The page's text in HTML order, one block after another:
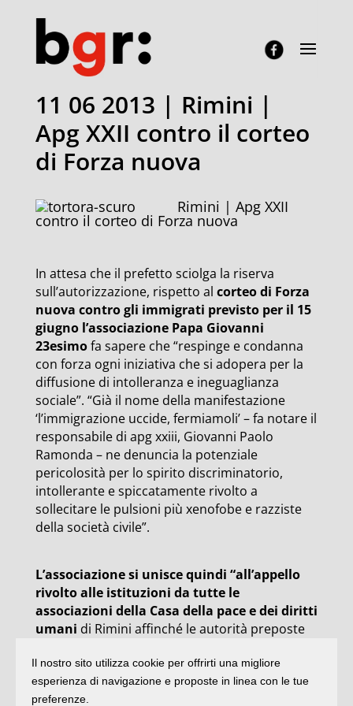
11 06 2013 | Rimini |
Apg XXII contro il corteo
di Forza nuova
Rimini | Apg XXII
contro il corteo di Forza nuova
In attesa che il prefetto sciolga la riserva
sull’autorizzazione, rispetto al corteo di Forza
nuova contro gli immigrati previsto per il 15
giugno l’associazione Papa Giovanni
23esimofa sapere che “respinge e condanna
con forza ogni iniziativa che si adopera per la
diffusione di intolleranza e ineguaglianza
sociale”. “Già il nome della manifestazione
‘l’immigrazione uccide, fermiamoli’ – fa notare il
responsabile di apg xxiii, Giovanni Paolo
Ramonda – ne denuncia la potenziale
pericolosità per lo spirito discriminatorio,
intollerante e spiccatamente rivolto a
sollecitare le pulsioni più xenofobe e razziste
della società civile”.
L’associazione si unisce quindi “all’appello
rivolto alle istituzioni da tutte le
associazioni della Casa della pace e dei diritti
umani di Rimini affinché le autorità preposte
vigilino attentamente sul rispetto dei principi
costituzionali e sulla possibile natura
istigatoria all’odio razziale sottesa a questo
Il nostro sito utilizza cookie per offrirti una migliore
esperienza di navigazione e proposte in linea con le tue
preferenze.